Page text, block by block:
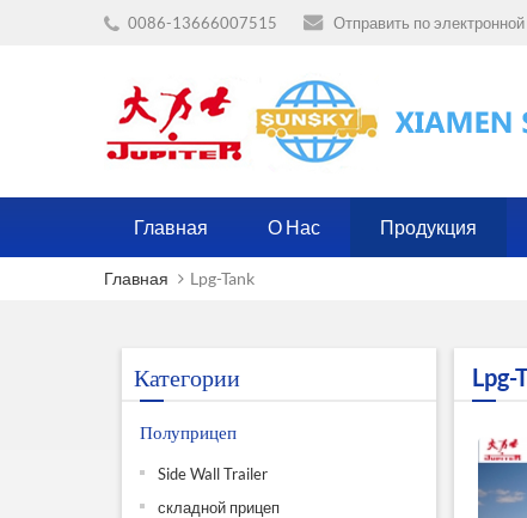
0086-13666007515 Отправить по электронной
Главная О Нас Продукция
Главная Lpg-Tank
Категории
Полуприцеп
Side Wall Trailer
складной прицеп
Lpg-